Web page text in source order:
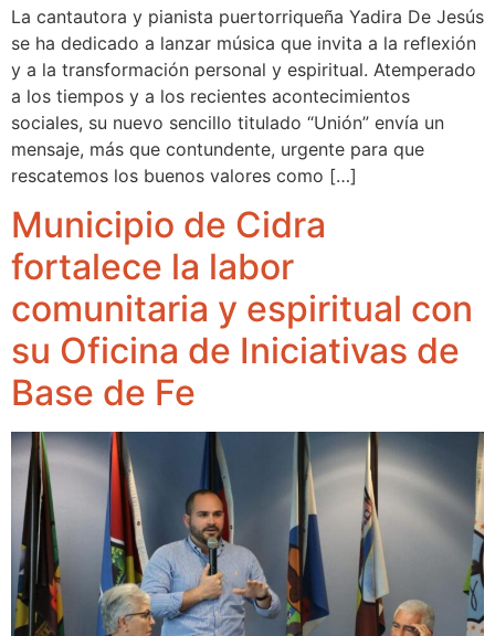
La cantautora y pianista puertorriqueña Yadira De Jesús
se ha dedicado a lanzar música que invita a la reflexión
y a la transformación personal y espiritual. Atemperado
a los tiempos y a los recientes acontecimientos
sociales, su nuevo sencillo titulado “Unión” envía un
mensaje, más que contundente, urgente para que
rescatemos los buenos valores como […]
Municipio de Cidra
fortalece la labor
comunitaria y espiritual con
su Oficina de Iniciativas de
Base de Fe